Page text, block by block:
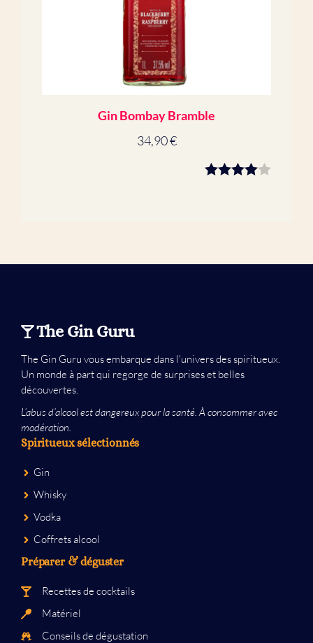
Gin Bombay Bramble
34,90€
The Gin Guru
The Gin Guru vous embarque dans l'univers des spiritueux.
Un monde à part qui regorge de surprises et belles
découvertes.
L’abus d’alcool est dangereux pour la santé. À consommer avec
modération.
Spiritueux sélectionnés
Gin
Whisky
Vodka
Coffrets alcool
Préparer & déguster
Recettes de cocktails
Matériel
Conseils de dégustation